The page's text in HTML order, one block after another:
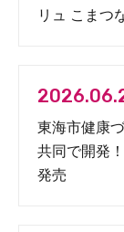
リュ こまつ
東海市健康
共同で開発
発売